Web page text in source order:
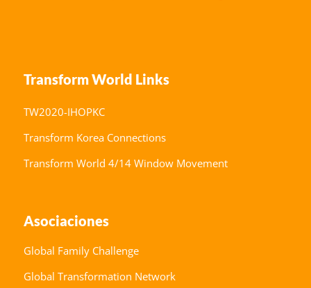
Transform World Links
TW2020-IHOPKC
Transform Korea Connections
Transform World 4/14 Window Movement
Asociaciones
Global Family Challenge
Global Transformation Network